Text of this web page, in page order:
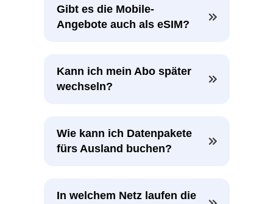
Gibt es die Mobile-
Angebote auch als eSIM?
Kann ich mein Abo später
wechseln?
Wie kann ich Datenpakete
fürs Ausland buchen?
In welchem Netz laufen die